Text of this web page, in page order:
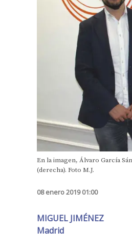
En la imagen, Álvaro García
(derecha). Foto M.J.
08 enero 2019 01:00
MIGUEL JIMÉNEZ
Madrid